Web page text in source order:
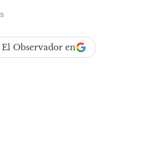
Observador en